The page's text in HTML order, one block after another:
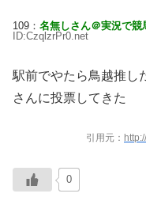
109： 名無しさん＠実況で競
ID:CzqlzrPr0.net
駅前でやたら鳥越推し
さんに投票してきた
引用元：
0